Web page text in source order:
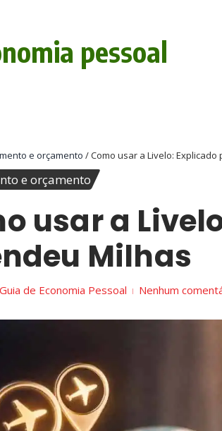
pessoal
e orçamento /Como usar a Livelo:
e orçamento
usar a
Milhas
de Economia Pessoal Nenhum